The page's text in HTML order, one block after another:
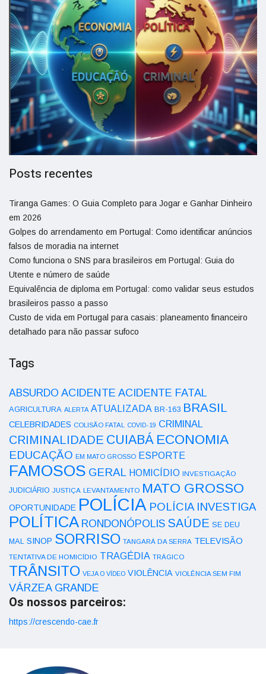
Posts recentes
Tiranga Games: O Guia Completo para Jogar e Ganhar Dinheiro
em 2026
Golpes do arrendamento em Portugal: Como identificar anúncios
falsos de moradia na internet
Como funciona o SNS para brasileiros em Portugal: Guia do
Utente e número de saúde
Equivalência de diploma em Portugal: como validar seus estudos
brasileiros passo a passo
Custo de vida em Portugal para casais: planeamento financeiro
detalhado para não passar sufoco
Tags
ABSURDO ACIDENTE ACIDENTE FATAL
AGRICULTURA ALERTA ATUALIZADA BR-163 BRASIL
CELEBRIDADES COLISÃO FATAL COVID-19 CRIMINAL
CRIMINALIDADE CUIABÁ ECONOMIA
EDUCAÇÃO EM MATO GROSSO ESPORTE
FAMOSOS GERAL HOMICÍDIO INVESTIGAÇÃO
JUDICIÁRIO JUSTIÇA LEVANTAMENTO MATO GROSSO
OPORTUNIDADE POLÍCIA POLÍCIA INVESTIGA
POLÍTICA RONDONÓPOLIS SAÚDE SE DEU
MAL SINOP SORRISO TANGARÁ DA SERRA TELEVISÃO
TENTATIVA DE HOMICÍDIO TRAGÉDIA TRÁGICO
TRÂNSITO VEJA O VÍDEO VIOLÊNCIA VIOLÊNCIA SEM FIM
VÁRZEA GRANDE
Os nossos parceiros:
https://crescendo-cae.fr